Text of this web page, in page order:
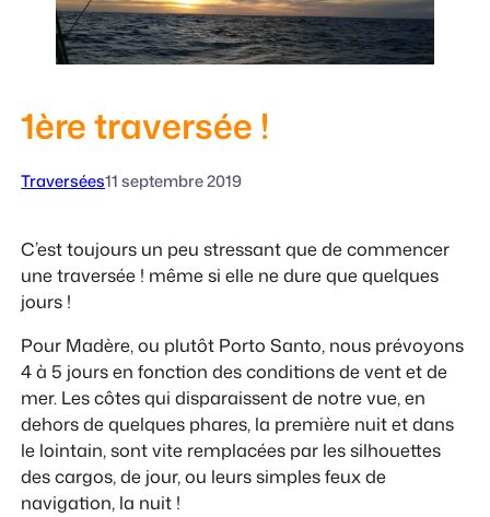
1ère traversée !
Traversées11 septembre 2019
C’est toujours un peu stressant que de commencer
une traversée ! même si elle ne dure que quelques
jours !
Pour Madère, ou plutôt Porto Santo, nous prévoyons
4 à 5 jours en fonction des conditions de vent et de
mer. Les côtes qui disparaissent de notre vue, en
dehors de quelques phares, la première nuit et dans
le lointain, sont vite remplacées par les silhouettes
des cargos, de jour, ou leurs simples feux de
navigation, la nuit !